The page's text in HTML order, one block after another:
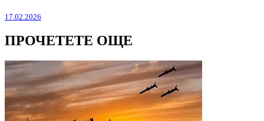
17.02.2026
ПРОЧЕТЕТЕ ОЩЕ